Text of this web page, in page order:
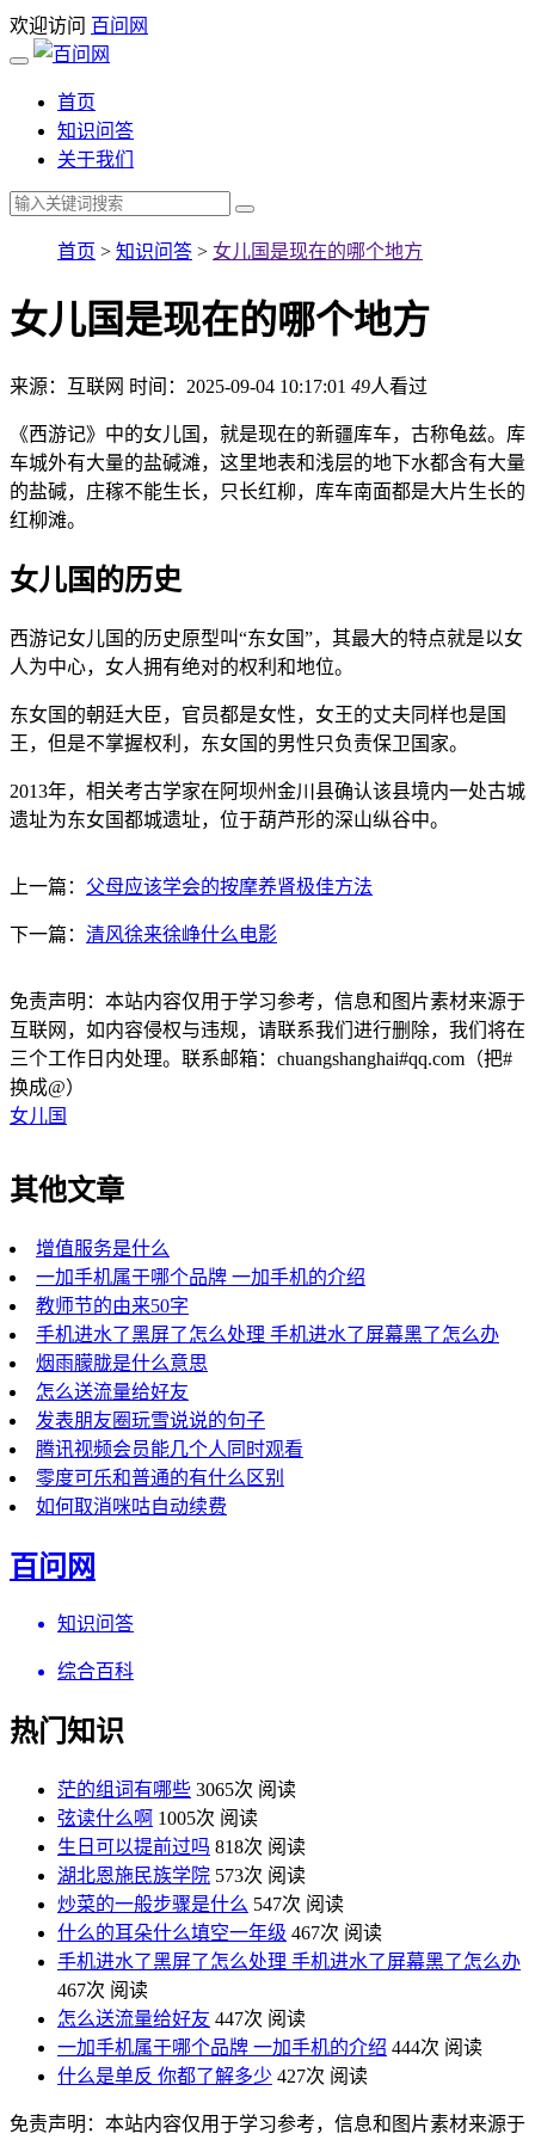
欢迎访问 百问网
首页
知识问答
关于我们
首页 > 知识问答 > 女儿国是现在的哪个地方
女儿国是现在的哪个地方
来源：互联网 时间：2025-09-04 10:17:01 49人看过
《西游记》中的女儿国，就是现在的新疆库车，古称龟兹。库
车城外有大量的盐碱滩，这里地表和浅层的地下水都含有大量
的盐碱，庄稼不能生长，只长红柳，库车南面都是大片生长的
红柳滩。
女儿国的历史
西游记女儿国的历史原型叫“东女国”，其最大的特点就是以女
人为中心，女人拥有绝对的权利和地位。
东女国的朝廷大臣，官员都是女性，女王的丈夫同样也是国
王，但是不掌握权利，东女国的男性只负责保卫国家。
2013年，相关考古学家在阿坝州金川县确认该县境内一处古城
遗址为东女国都城遗址，位于葫芦形的深山纵谷中。
上一篇： 父母应该学会的按摩养肾极佳方法
下一篇： 清风徐来徐峥什么电影
免责声明：本站内容仅用于学习参考，信息和图片素材来源于
互联网，如内容侵权与违规，请联系我们进行删除，我们将在
三个工作日内处理。联系邮箱：chuangshanghai#qq.com（把#
换成@）
女儿国
其他文章
增值服务是什么
一加手机属于哪个品牌 一加手机的介绍
教师节的由来50字
手机进水了黑屏了怎么处理 手机进水了屏幕黑了怎么办
烟雨朦胧是什么意思
怎么送流量给好友
发表朋友圈玩雪说说的句子
腾讯视频会员能几个人同时观看
零度可乐和普通的有什么区别
如何取消咪咕自动续费
百问网
知识问答
综合百科
热门知识
茫的组词有哪些 3065次 阅读
弦读什么啊 1005次 阅读
生日可以提前过吗 818次 阅读
湖北恩施民族学院 573次 阅读
炒菜的一般步骤是什么 547次 阅读
什么的耳朵什么填空一年级 467次 阅读
手机进水了黑屏了怎么处理 手机进水了屏幕黑了怎么办
467次 阅读
怎么送流量给好友 447次 阅读
一加手机属于哪个品牌 一加手机的介绍 444次 阅读
什么是单反 你都了解多少 427次 阅读
免责声明：本站内容仅用于学习参考，信息和图片素材来源于